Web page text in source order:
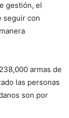
gestión, el
seguir con
armas de
las personas
son por